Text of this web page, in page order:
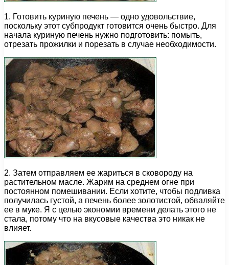
1. Готовить куриную печень — одно удовольствие,
поскольку этот субпродукт готовится очень быстро. Для
начала куриную печень нужно подготовить: помыть,
отрезать прожилки и порезать в случае необходимости.
2. Затем отправляем ее жариться в сковороду на
растительном масле. Жарим на среднем огне при
постоянном помешивании. Если хотите, чтобы подливка
получилась густой, а печень более золотистой, обваляйте
ее в муке. Я с целью экономии времени делать этого не
стала, потому что на вкусовые качества это никак не
влияет.